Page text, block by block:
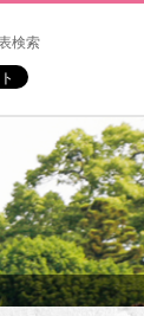
検索